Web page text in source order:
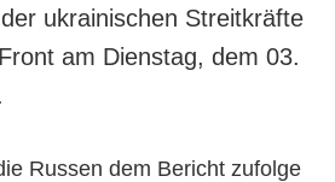
ukrainischen Streitkräfte
am Dienstag, dem 03.
Russen dem Bericht zufolge